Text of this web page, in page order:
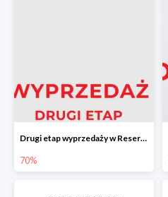
Drugi etap wyprzedaży w Reserved
70%